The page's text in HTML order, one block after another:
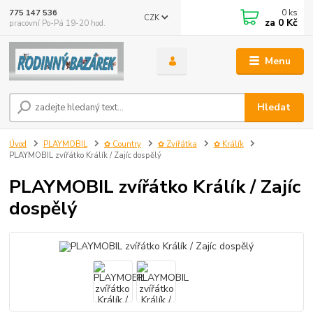
Menu
CZK
Hledat
775 147 536
pracovní Po-Pá 19-20 hod.
0 ks
za 0 Kč
Úvod PLAYMOBIL ✿ Country ✿ Zvířátka
✿ Králík
PLAYMOBIL zvířátko Králík / Zajíc dospělý
PLAYMOBIL zvířátko Králík / Zajíc
dospělý